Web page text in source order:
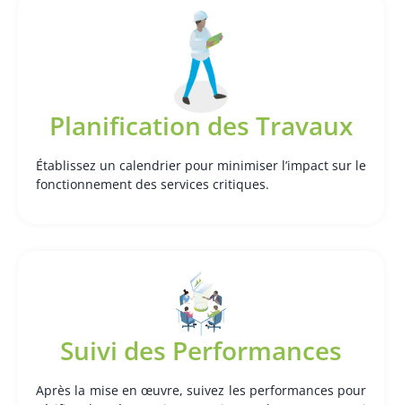
Planification des Travaux
Établissez un calendrier pour minimiser l’impact sur le
fonctionnement des services critiques.
Suivi des Performances
Après la mise en œuvre, suivez les performances pour